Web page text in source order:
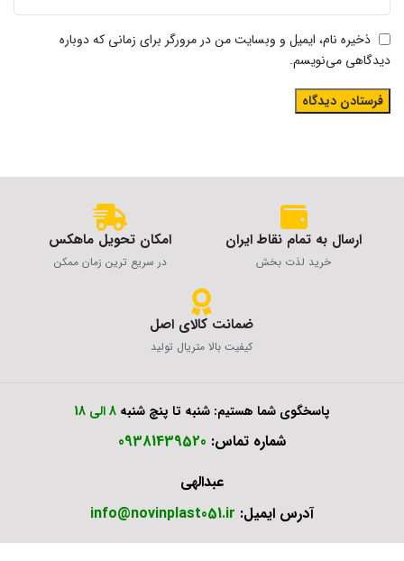
ذخیره نام، ایمیل و وبسایت من در مرورگر برای زمانی که دوباره
دیدگاهی می‌نویسم.
ارسال به تمام نقاط ایران
خرید لذت بخش
امکان تحویل ماهکس
در سریع ترین زمان ممکن
ضمانت کالای اصل
کیفیت بالا متریال تولید
پاسخگوی شما هستیم: شنبه تا پنچ شنبه 8 الی 18
شماره تماس: 09381439520
عبدالهی
آدرس ایمیل: info@novinplast051.ir